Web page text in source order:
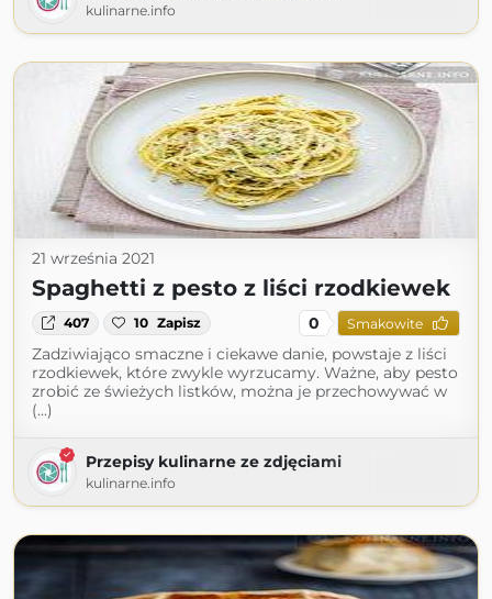
kulinarne.info
21 września 2021
Spaghetti z pesto z liści rzodkiewek
407 10 Zapisz 0 Smakowite
Zadziwiająco smaczne i ciekawe danie, powstaje z liści
rzodkiewek, które zwykle wyrzucamy. Ważne, aby pesto
zrobić ze świeżych listków, można je przechowywać w
(...)
Przepisy kulinarne ze zdjęciami
kulinarne.info